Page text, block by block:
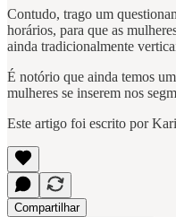
Contudo, trago um
horários, para que as
ainda tradicionalmente
É notório que ainda temos
mulheres se inserem nos
Este artigo foi escrito por
Compartilhar